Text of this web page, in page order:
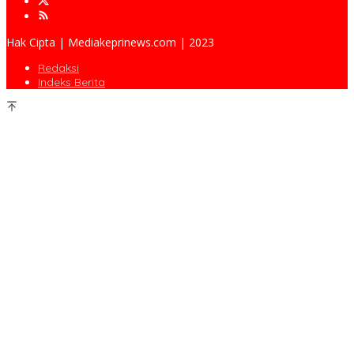
Hak Cipta | Mediakeprinews.com | 2023
Redaksi
Indeks Berita